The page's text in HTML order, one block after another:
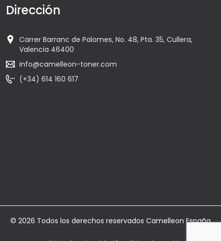
Dirección
Carrer Barranc de Palomes, No. 48, Pta. 35, Cullera,
Valencia 46400
info@camelleon-toner.com
(+34) 614 160 617
© 2026 Todos los derechos reservados Camelleon España